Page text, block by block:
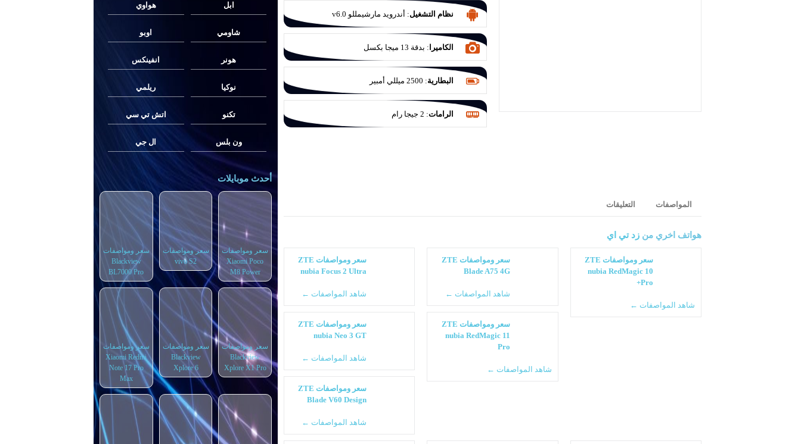
نظام التشغيل: أندرويد مارشيمللو v6.0
الكاميرا : بدقة 13 ميجا بكسل
البطارية: 2500 ميللي أمبير
الرامات: 2 جيجا رام
المواصفات التعليقات
هواتف اخري من زد تي اي
سعر ومواصفات ZTE
nubia RedMagic 10
Pro+
شاهد المواصفات ←
سعر ومواصفات ZTE
Blade A75 4G
شاهد المواصفات ←
سعر ومواصفات ZTE
nubia Focus 2 Ultra
شاهد المواصفات ←
سعر ومواصفات ZTE
nubia RedMagic 11
Pro
شاهد المواصفات ←
سعر ومواصفات ZTE
nubia Neo 3 GT
شاهد المواصفات ←
سعر ومواصفات ZTE
Blade V60 Design
شاهد المواصفات ←
ابل هواوي
شاومي اوبو
هونر انفينكس
نوكيا ريلمي
تكنو اتش تي سي
ون بلس ال جي
أحدث موبايلات
سعر ومواصفات
Xiaomi Poco
M8 Power
سعر ومواصفات
vivo S2
سعر ومواصفات
Blackview
BL7000 Pro
سعر ومواصفات
Blackview
Xplore X1 Pro
سعر ومواصفات
Blackview
Xplore 6
سعر ومواصفات
Xiaomi Redmi
Note 17 Pro
Max